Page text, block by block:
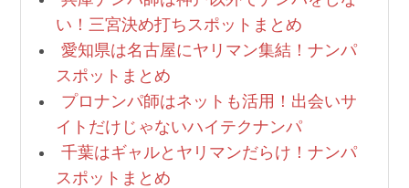
い！三宮決め打ちスポットまとめ
愛知県は名古屋にヤリマン集結！ナンパ
スポットまとめ
プロナンパ師はネットも活用！出会いサ
イトだけじゃないハイテクナンパ
千葉はギャルとヤリマンだらけ！ナンパ
スポットまとめ